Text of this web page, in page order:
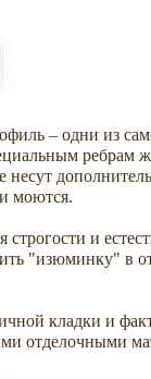
– одни из
ребрам
моются.
строгости и
"изюминку" в
кладки и
отделочными